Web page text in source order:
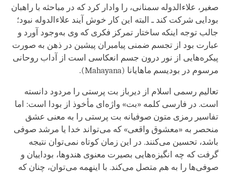
صغیر، علاءالدوله سمنانی، را وادار کرد که در مباحثه با راهبان
بودایی شرکت کند ـ البته این کار خوش آیند علاءالدوله نبود؛
جالب توجه اینکه ساختار تمرکز فکری که وی به‌وجود آورد و
عبارت بود از تجسم ضمنی پیامبران پیشین در ذهن به صورت
پیکره‌هایی از نور درون جسم انعکاسی است از آداب روحانی
مرسوم در بودیسم ماهایانا (Mahayana).
تعالیم رسمی اسلام از دیرباز بت پرستی را مردود دانسته‌
است. در فارسی کلمه «بت» واژه‌ای مأخوذ از بودا است: اما
تفاسیر رمزی متون صوفیانه بت پرستی را به معنی عشق
منحصر به «معشوق واقعی» که می‌تواند خدا یا مرشد صوفی
باشد، تحسین می‌کنند. در این زمان کوتاه نمی‌توان نتیجه‌
گرفت که چه انگیزه‌هایی بصیرت معنوی هندوها، بوداییان و
صوفی‌ها را به هم متصل می‌کند. با اینهمه می‌توان، چنان که